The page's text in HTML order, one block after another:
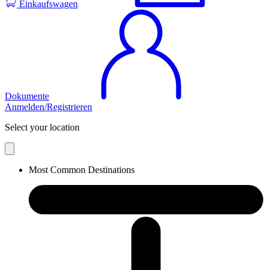
Einkaufswagen
Dokumente
Anmelden/Registrieren
Select your location
Most Common Destinations